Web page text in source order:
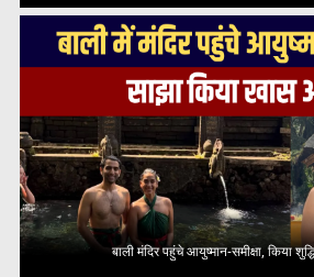
बाली मंदिर पहुंचे आयुष्मान-समीक्षा, किया